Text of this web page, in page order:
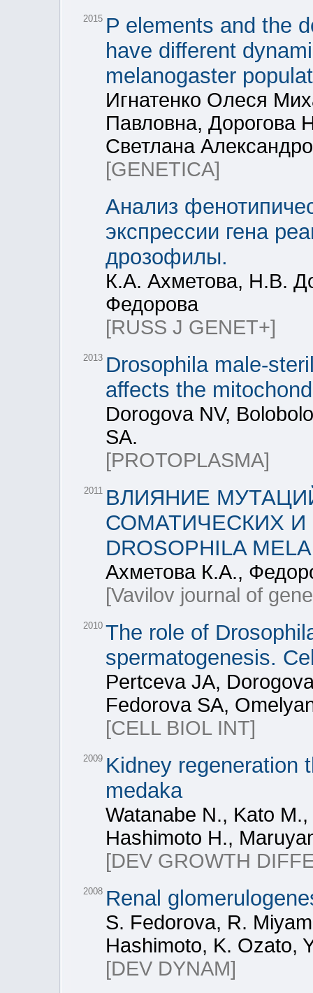
2015 P elements and the
have different
melanogaster
Игнатенко Олеся
Павловна, Дорогова
Светлана
[GENETICA]
Анализ
экспрессии гена
дрозофилы.
К.А. Ахметова, Н.В.
Федорова
[RUSS J GENET+]
2013 Drosophila male-
affects the
Dorogova NV,
SA.
[PROTOPLASMA]
2011 ВЛИЯНИЕ
СОМАТИЧЕСКИХ И
DROSOPHILA
Ахметова К.А.,
[Vavilov journal of
2010 The role of
spermatogenesis.
Pertceva JA,
Fedorova SA,
[CELL BIOL INT]
2009 Kidney regeneration
medaka
Watanabe N., Kato
Hashimoto H.,
[DEV GROWTH
2008 Renal
S. Fedorova, R.
Hashimoto, K. Ozato,
[DEV DYNAM]